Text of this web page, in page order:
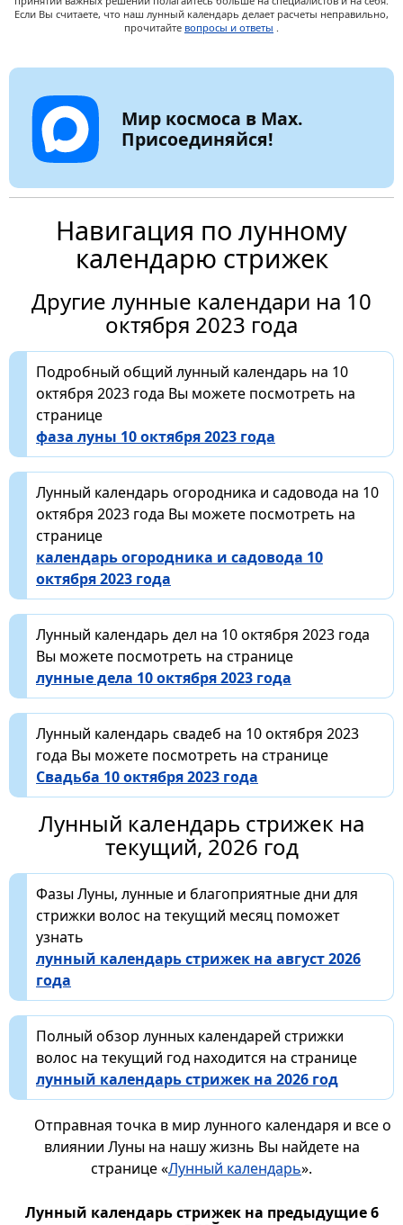
Если Вы считаете, что наш лунный календарь делает расчеты неправильно,
прочитайте вопросы и ответы .
Мир космоса в Max.
Присоединяйся!
Навигация по лунному
календарю стрижек
Другие лунные календари на 10
октября 2023 года
Подробный общий лунный календарь на 10
октября 2023 года Вы можете посмотреть на
странице
фаза луны 10 октября 2023 года
Лунный календарь огородника и садовода на 10
октября 2023 года Вы можете посмотреть на
странице
календарь огородника и садовода 10
октября 2023 года
Лунный календарь дел на 10 октября 2023 года
Вы можете посмотреть на странице
лунные дела 10 октября 2023 года
Лунный календарь свадеб на 10 октября 2023
года Вы можете посмотреть на странице
Свадьба 10 октября 2023 года
Лунный календарь стрижек на
текущий, 2026 год
Фазы Луны, лунные и благоприятные дни для
стрижки волос на текущий месяц поможет
узнать
лунный календарь стрижек на август 2026
года
Полный обзор лунных календарей стрижки
волос на текущий год находится на странице
лунный календарь стрижек на 2026 год
Отправная точка в мир лунного календаря и все о
влиянии Луны на нашу жизнь Вы найдете на
странице «Лунный календарь».
Лунный календарь стрижек на предыдущие 6